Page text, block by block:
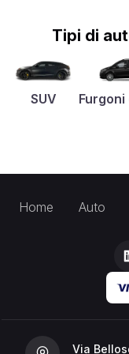
Tipi di
SUV Furgoni
Home Auto
Via